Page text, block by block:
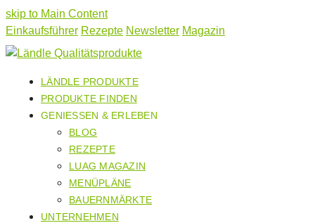
skip to Main Content
Einkaufsführer Rezepte Newsletter Magazin
LÄNDLE PRODUKTE
PRODUKTE FINDEN
GENIESSEN & ERLEBEN
BLOG
REZEPTE
LUAG MAGAZIN
MENÜPLÄNE
BAUERNMÄRKTE
UNTERNEHMEN